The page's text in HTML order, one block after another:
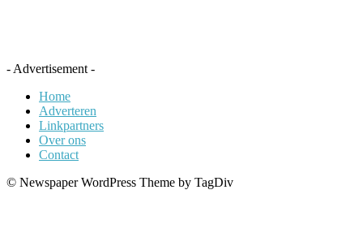
- Advertisement -
Home
Adverteren
Linkpartners
Over ons
Contact
© Newspaper WordPress Theme by TagDiv